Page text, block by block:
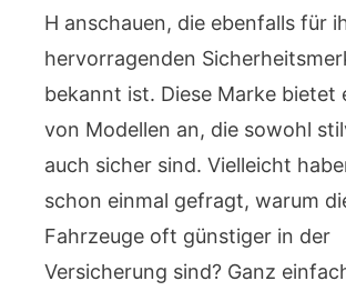
H anschauen, die ebenfalls für
hervorragenden
bekannt ist. Diese Marke bietet
von Modellen an, die sowohl
auch sicher sind. Vielleicht
schon einmal gefragt, warum
Fahrzeuge oft günstiger in der
Versicherung sind? Ganz